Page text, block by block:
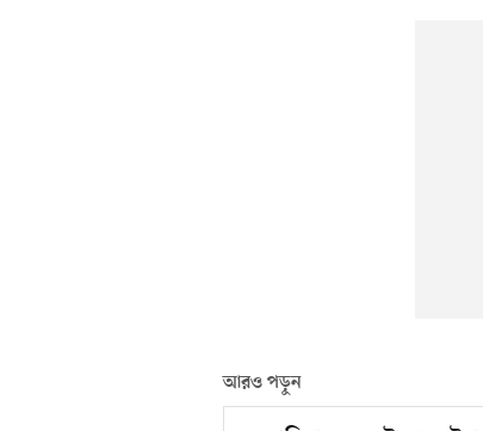
আরও পড়ুন